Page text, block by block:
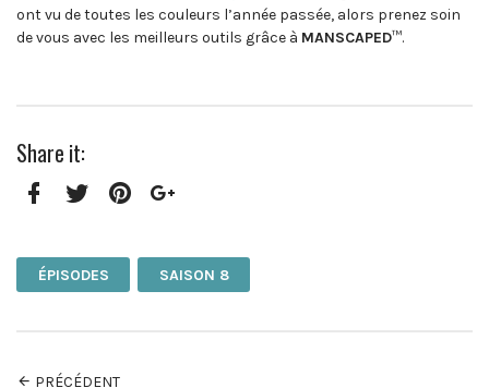
ont vu de toutes les couleurs l’année passée, alors prenez soin
de vous avec les meilleurs outils grâce à MANSCAPED™.
Share it:
ÉPISODES SAISON 8
PRÉCÉDENT